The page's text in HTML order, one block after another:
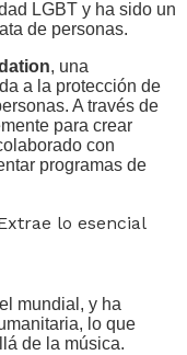
LGBT y ha sido un
de personas.
, una
a la protección de
A través de
para crear
con
programas de
lo esencial
mundial, y ha
lo que
de la música.